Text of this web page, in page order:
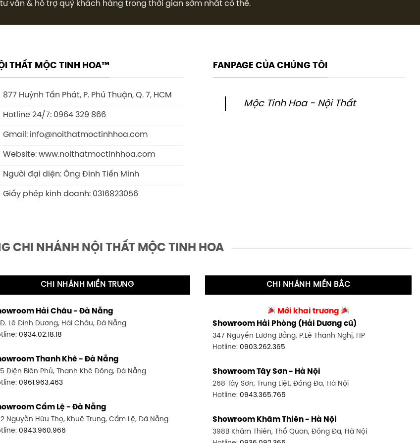
vấn & hỗ trợ quý khách hàng trong thời gian sớm nhất có thể.
THẤT MỘC TINH HOA™
877 Huỳnh Tấn Phát, P. Phú Thuận, Q. 7, HCM
Hotline 24/7: 0964 329 866
Gmail: info@noithatmoctinhhoa.com
Website: www.noithatmoctinhhoa.com
Người đại diện: Ông Đinh Tiến Minh
Giấy phép kinh doanh: 0316823056
FANPAGE CỦA CHÚNG TÔI
Mộc Tinh Hoa - Nội Thất
CHI NHÁNH NỘI THẤT MỘC TINH HOA
CHI NHÁNH MIỀN TRUNG
Hải Châu - Đà Nẵng
Đ. Lê Đình Dương, Hải Châu, Đà Nẵng
0934.02.18.18
Thanh Khê - Đà Nẵng
Điện Biên Phủ, Thanh Khê Đông, Đà Nẵng
0961.963.463
Cẩm Lệ - Đà Nẵng
Nguyễn Hữu Thọ, Khuê Trung, Cẩm Lệ, Đà Nẵng
0943.960.966
CHI NHÁNH MIỀN BẮC
Mới khai trương
Showroom Hải Phòng (Hải Dương cũ)
347 Nguyễn Lương Bằng, P.Lê Thanh Nghị, HP
Hotline:0903.262.365
Showroom Tây Sơn - Hà Nội
268 Tây Sơn, Trung Liệt, Đống Đa, Hà Nội
Hotline:0943.365.765
Showroom Khâm Thiên - Hà Nội
398B Khâm Thiên, Thổ Quan, Đống Đa, Hà Nội